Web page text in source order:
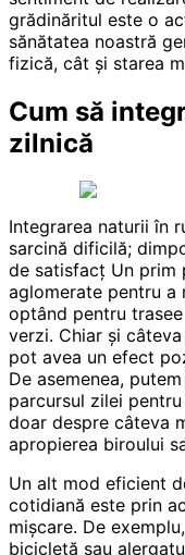
grădinăritul este o
sănătatea noastră
fizică, cât și starea
Cum să
zilnică
Integrarea naturii în
sarcină dificilă;
de satisfacț Un prim
aglomerate pentru a
optând pentru
verzi. Chiar și
pot avea un efect
De asemenea,
parcursul zilei
doar despre câteva
apropierea biroului
Un alt mod eficient
cotidiană este prin
mișcare. De
bicicletă sau